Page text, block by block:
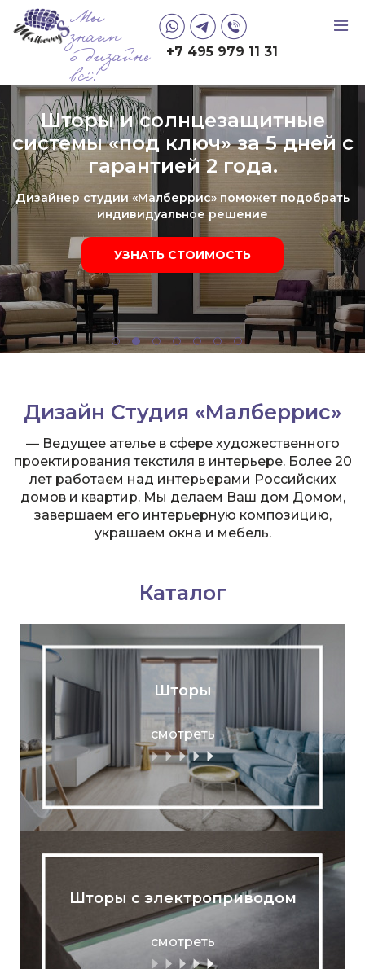
Мы
знаем
о дизайне
всё!
+7 495 979 11 31
Шторы и солнцезащитные
системы «под ключ» за 5 дней с
гарантией 2 года.
Дизайнер студии «Малберрис» поможет подобрать
индивидуальное решение
УЗНАТЬ СТОИМОСТЬ
Дизайн Студия «Малберрис»
— Ведущее ателье в сфере художественного
проектирования текстиля в интерьере. Более 20
лет работаем над интерьерами Российских
домов и квартир. Мы делаем Ваш дом Домом,
завершаем его интерьерную композицию,
украшаем окна и мебель.
Каталог
Шторы
смотреть
Шторы с электроприводом
смотреть